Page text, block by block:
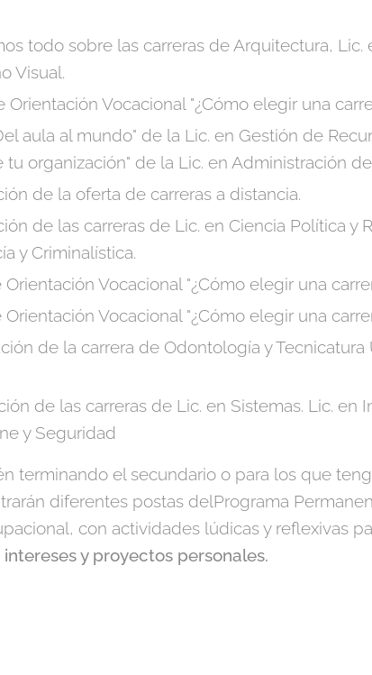
todo sobre las carreras de Arquitectura, Lic.
Visual.
Orientación Vocacional "¿Cómo elegir una
aula al mundo" de la Lic. en Gestión de
organización" de la Lic. en Administración
de la oferta de carreras a distancia.
de las carreras de Lic. en Ciencia Política y
y Criminalística.
Orientación Vocacional "¿Cómo elegir una
Orientación Vocacional "¿Cómo elegir una
de la carrera de Odontología y Tecnicatura
de las carreras de Lic. en Sistemas. Lic. en
y Seguridad
terminando el secundario o para los que
diferentes postas delPrograma
con actividades lúdicas y reflexivas
y proyectos personales.